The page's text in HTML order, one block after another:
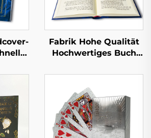
Set-
Fabrik Hohe Qualität
Hochwertiges Buch
Vollflächige
Goldfolienprägung
Hardcover-Buchdruck